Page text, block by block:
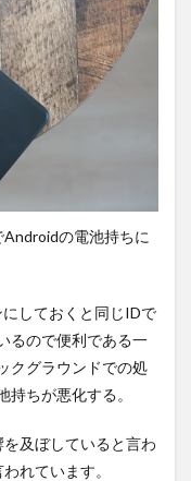
の電池持ちに
しておくと同じIDで
るので便利である一
クグラウンドでの処
ちが悪化する。
及ぼしていると言わ
れています。